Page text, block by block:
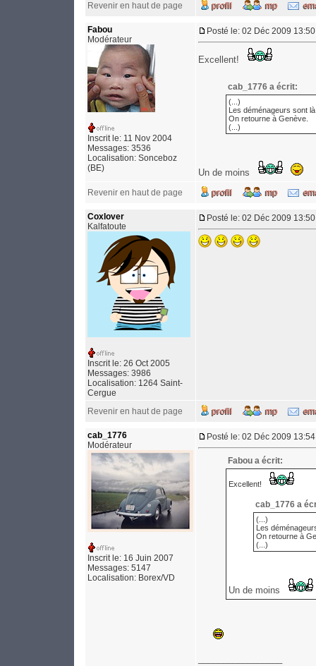
Revenir en haut de page
Fabou
Modérateur
Inscrit le: 11 Nov 2004
Messages: 3536
Localisation: Sonceboz
(BE)
Posté le: 02 Déc 2009 13:50
Excellent!
cab_1776 a écrit:
(...)
Les déménageurs sont
On retourne à Genève.
(...)
Un de moins
Revenir en haut de page
Coxlover
Kalfatoute
Inscrit le: 26 Oct 2005
Messages: 3986
Localisation: 1264 Saint-
Cergue
Posté le: 02 Déc 2009 13:50
Revenir en haut de page
cab_1776
Modérateur
Inscrit le: 16 Juin 2007
Messages: 5147
Localisation: Borex/VD
Posté le: 02 Déc 2009 13:54
Fabou a écrit:
Excellent!
cab_1776 a
(...)
Les
On retourne à
(...)
Un de moins